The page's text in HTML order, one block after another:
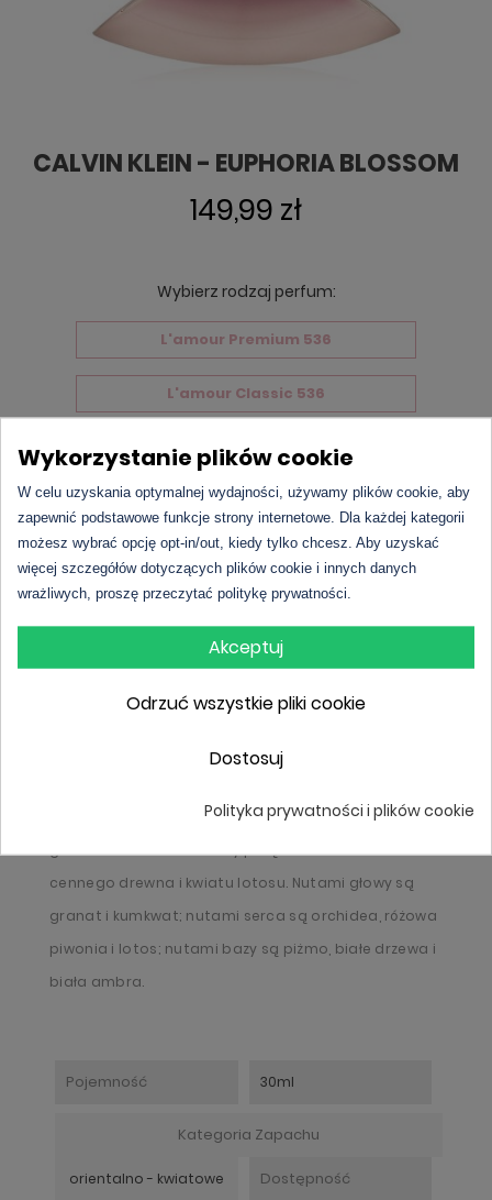
CALVIN KLEIN - EUPHORIA BLOSSOM
149,99 zł
Wybierz rodzaj perfum:
L'amour Premium 536
L'amour Classic 536
Markowe perfumy
Produkt chwilowo niedostępny.
Euphoria Blossom by Calvin Klein to orientalno –
letnie wieczory. Urzekające, orientalne esencje róży,
cennego drewna i kwiatu lotosu. Nutami głowy są
granat i kumkwat; nutami serca są orchidea, różowa
piwonia i lotos; nutami bazy są piżmo, białe drzewa i
biała ambra.
Pojemność 30ml
Kategoria Zapachu
orientalno - kwiatowe Dostępność
Wykorzystanie plików cookie
W celu uzyskania optymalnej wydajności, używamy plików cookie, aby
zapewnić podstawowe funkcje strony internetowe. Dla każdej kategorii
możesz wybrać opcję opt-in/out, kiedy tylko chcesz. Aby uzyskać
więcej szczegółów dotyczących plików cookie i innych danych
wrażliwych, proszę przeczytać politykę prywatności.
Akceptuj
Odrzuć wszystkie pliki cookie
Dostosuj
Polityka prywatności i plików cookie